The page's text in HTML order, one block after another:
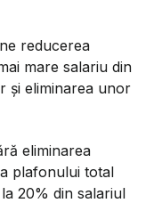
reducerea
mare salariu din
și eliminarea unor
eliminarea
plafonului total
20% din salariul